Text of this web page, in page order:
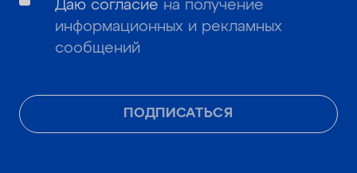
ПОДПИСАТЬСЯ
Даю согласие на получение
информационных и рекламных
сообщений